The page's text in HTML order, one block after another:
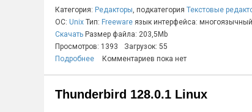
Категория: Редакторы, подкатегория Текстовые
ОС: Unix Тип: Freeware язык интерфейса: многоязычный
Скачать Размер файла: 203,5Mb
Просмотров: 1393
Загрузок: 55
Подробнее
Комментариев пока нет
Thunderbird 128.0.1 Linux